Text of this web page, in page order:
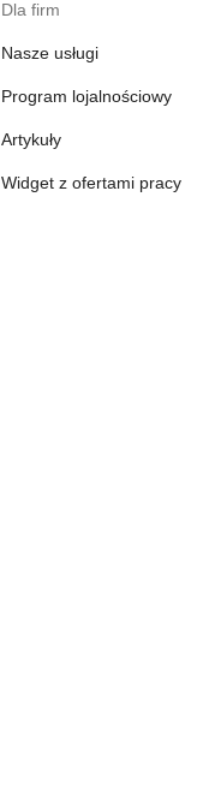
Dla firm
Nasze usługi
Program lojalnościowy
Artykuły
Widget z ofertami pracy